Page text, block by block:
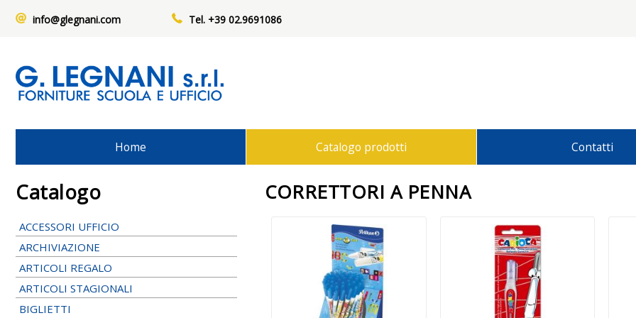
info@glegnani.com Tel. +39 02.9691086
Home Catalogo prodotti Contatti
Catalogo
ACCESSORI UFFICIO
ARCHIVIAZIONE
ARTICOLI REGALO
ARTICOLI STAGIONALI
BIGLIETTI
CORRETTORI A PENNA